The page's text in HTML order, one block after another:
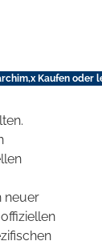
Kaufen oder
neuer